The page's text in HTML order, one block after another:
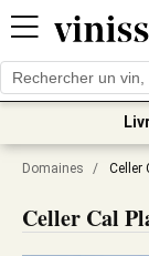
Domaines / Celler
Celler Cal